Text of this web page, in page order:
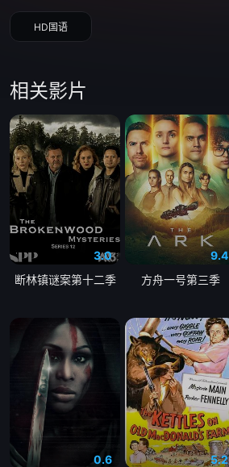
HD国语
相关影片
3.0
断林镇谜案第十二季
9.4
方舟一号第三季
0.6
5.2